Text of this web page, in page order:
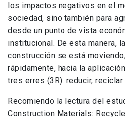
los impactos negativos en el
sociedad, sino también para
desde un punto de vista
institucional. De esta manera,
construcción se está
rápidamente, hacia la
tres erres (3R): reducir, reciclar
Recomiendo la lectura del
Construction Materials: